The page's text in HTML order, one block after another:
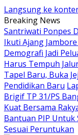
Langsung ke
Breaking News
Santriwati Ponpes
Ikuti Ajang
Demografi Jadi
Harus Tempuh
Tapel Baru, Buka
Pendidikan Baru
Brigif TP 31/PS
Kuat Bersama
Bantuan PIP Untuk
Sesuai Peruntukan